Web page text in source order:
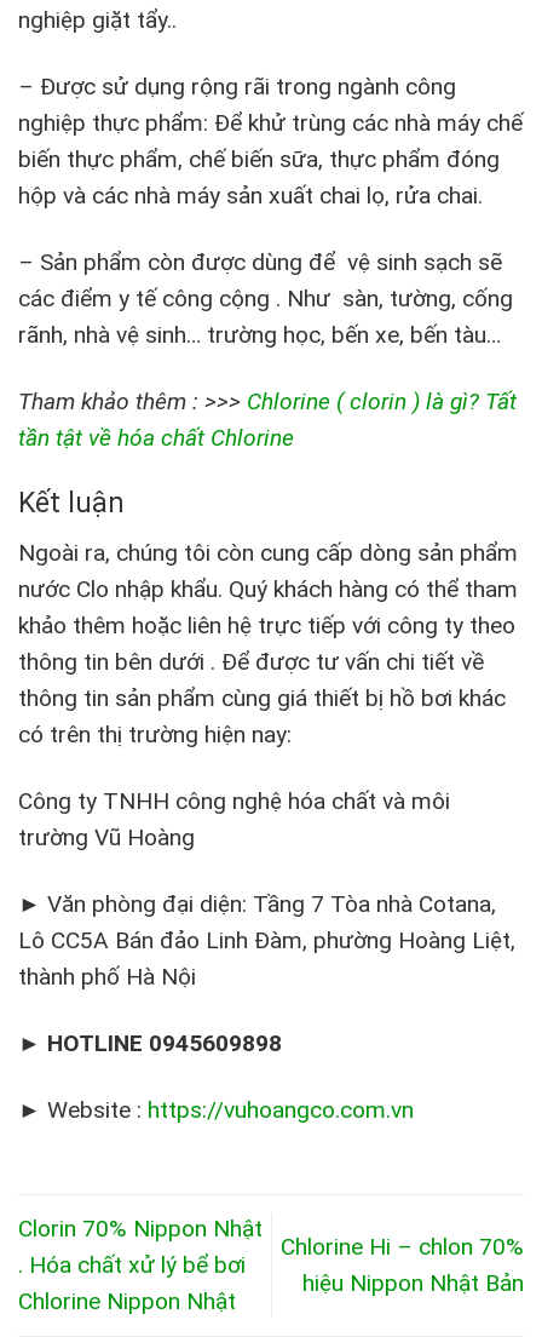
nghiệp giặt tẩy..
– Được sử dụng rộng rãi trong ngành công
nghiệp thực phẩm: Để khử trùng các nhà máy chế
biến thực phẩm, chế biến sữa, thực phẩm đóng
hộp và các nhà máy sản xuất chai lọ, rửa chai.
– Sản phẩm còn được dùng để vệ sinh sạch sẽ
các điểm y tế công cộng . Như sàn, tường, cống
rãnh, nhà vệ sinh… trường học, bến xe, bến tàu…
Tham khảo thêm : >>> Chlorine ( clorin ) là gì? Tất
tần tật về hóa chất Chlorine
Kết luận
Ngoài ra, chúng tôi còn cung cấp dòng sản phẩm
nước Clo nhập khẩu. Quý khách hàng có thể tham
khảo thêm hoặc liên hệ trực tiếp với công ty theo
thông tin bên dưới . Để được tư vấn chi tiết về
thông tin sản phẩm cùng giá thiết bị hồ bơi khác
có trên thị trường hiện nay:
Công ty TNHH công nghệ hóa chất và môi
trường Vũ Hoàng
► Văn phòng đại diện: Tầng 7 Tòa nhà Cotana,
Lô CC5A Bán đảo Linh Đàm, phường Hoàng Liệt,
thành phố Hà Nội
► HOTLINE 0945609898
► Website : https://vuhoangco.com.vn
Clorin 70% Nippon Nhật
. Hóa chất xử lý bể bơi
Chlorine Nippon Nhật
Chlorine Hi – chlon 70%
hiệu Nippon Nhật Bản